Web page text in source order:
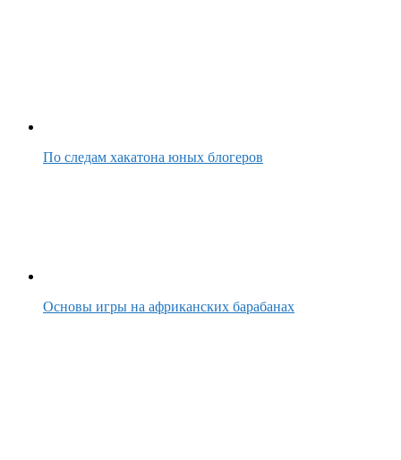
По следам хакатона юных блогеров
Основы игры на африканских барабанах